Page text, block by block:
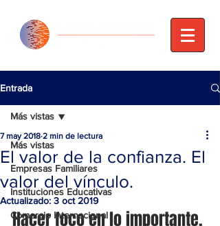
Entrada
Más vistas
Empresas Familiares
Instituciones Educativas
Comercio Internacional
Más vistas
El valor de la confianza. El
valor del vínculo.
7 may 2018 2 min de lectura
Actualizado: 3 oct 2019
Hacer foco en lo importante.